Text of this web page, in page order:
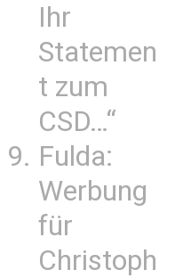
Ihr
Statemen
t zum
CSD…“
Fulda:
Werbung
für
Christoph